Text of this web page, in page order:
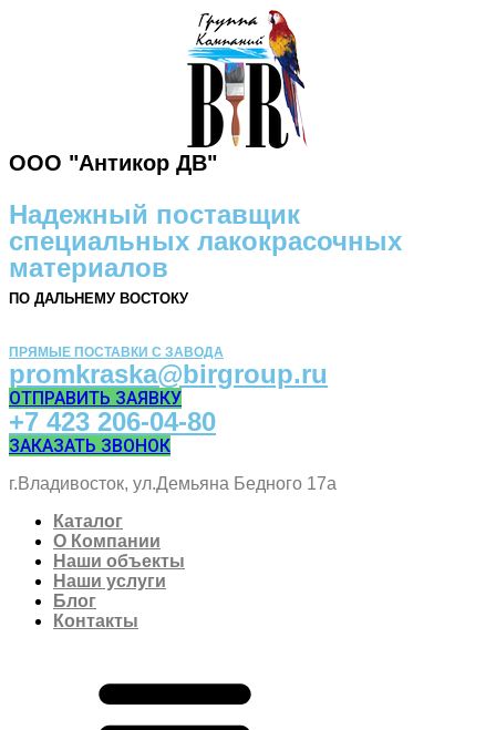
ООО "Антикор ДВ"
Надежный поставщик
специальных лакокрасочных
материалов
ПО ДАЛЬНЕМУ ВОСТОКУ
ПРЯМЫЕ ПОСТАВКИ С ЗАВОДА
promkraska@birgroup.ru
ОТПРАВИТЬ ЗАЯВКУ
+7 423 206-04-80
ЗАКАЗАТЬ ЗВОНОК
г.Владивосток, ул.Демьяна Бедного 17а
Каталог
О Компании
Наши объекты
Наши услуги
Блог
Контакты